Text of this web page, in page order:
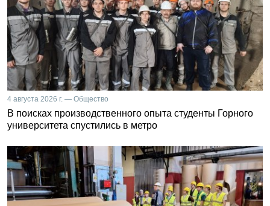
4 августа 2026 г. — Общество
В поисках производственного опыта студенты Горного
университета спустились в метро